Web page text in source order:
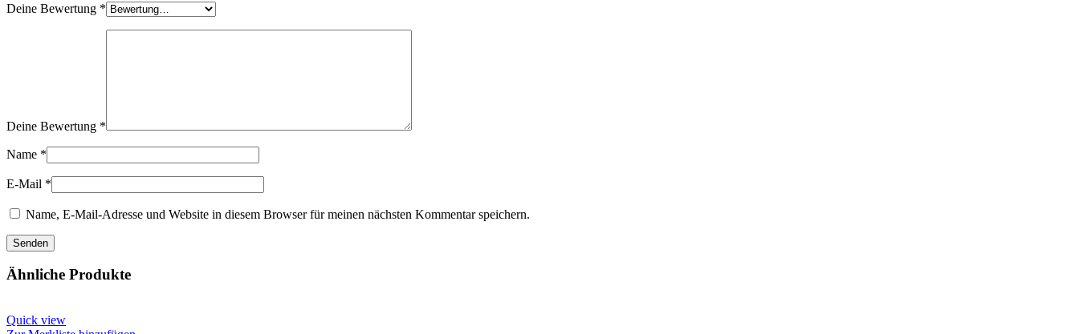
Deine Bewertung *
Deine Bewertung *
Name *
E-Mail *
Name, E-Mail-Adresse und Website in diesem Browser für meinen nächsten Kommentar speichern.
Ähnliche Produkte
Quick view